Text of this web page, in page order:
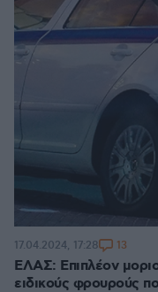
ΕΛΑΣ: Επιπλέον
ειδικούς φρουρούς
17.04.2024, 17:28 13